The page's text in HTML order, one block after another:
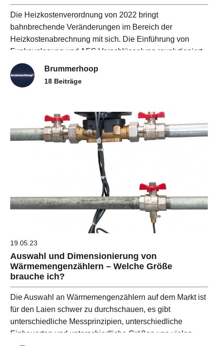
Die Heizkostenverordnung von 2022 bringt
bahnbrechende Veränderungen im Bereich der
Heizkostenabrechnung mit sich. Die Einführung von
Funkauslesung und AES Verschlüsselung revolutioniert
nicht nur die Art und Weise, wie Heizkosten erfasst
werden...
Brummerhoop
18 Beiträge
19.05.23
Auswahl und Dimensionierung von
Wärmemengenzählern – Welche Größe
brauche ich?
Die Auswahl an Wärmemengenzählern auf dem Markt ist
für den Laien schwer zu durchschauen, es gibt
unterschiedliche Messprinzipien, unterschiedliche
Einbauarten und unterschiedliche Größen von vielen